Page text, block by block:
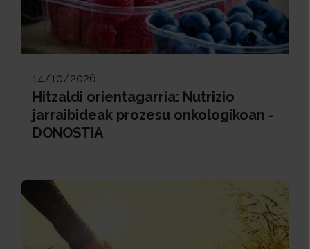
14/10/2026
Hitzaldi orientagarria: Nutrizio
jarraibideak prozesu onkologikoan -
DONOSTIA